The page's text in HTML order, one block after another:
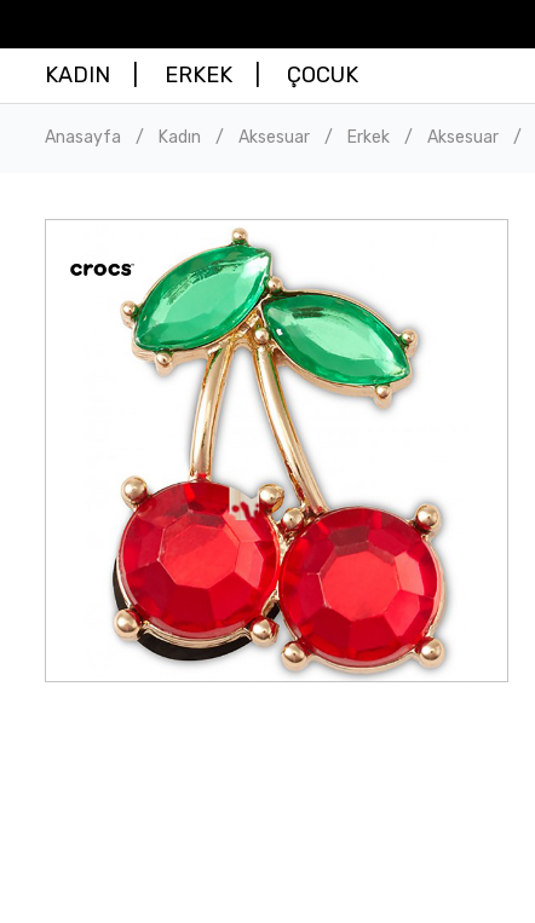
KADIN ERKEK ÇOCUK
Anasayfa / Kadın / Aksesuar / Erkek / Aksesuar /